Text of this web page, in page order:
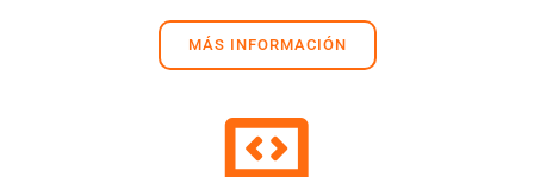
MÁS INFORMACIÓN